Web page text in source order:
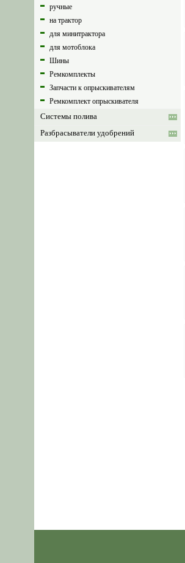
ручные
на трактор
для минитрактора
для мотоблока
Шины
Ремкомплекты
Запчасти к опрыскивателям
Ремкомплект опрыскивателя
Системы полива
Разбрасыватели удобрений